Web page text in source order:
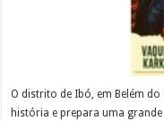
O distrito de Ibó, em Belém
história e prepara uma